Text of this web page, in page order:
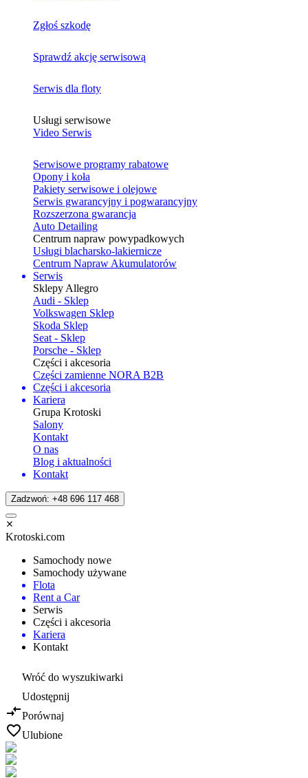
Zgłoś szkodę
Sprawdź akcję serwisową
Serwis dla floty
Usługi serwisowe
Video Serwis
Serwisowe programy rabatowe
Opony i koła
Pakiety serwisowe i olejowe
Serwis gwarancyjny i pogwarancyjny
Rozszerzona gwarancja
Auto Detailing
Centrum napraw powypadkowych
Usługi blacharsko-lakiernicze
Centrum Napraw Akumulatorów
Serwis
Sklepy Allegro
Audi - Sklep
Volkswagen Sklep
Skoda Sklep
Seat - Sklep
Porsche - Sklep
Części i akcesoria
Części zamienne NORA B2B
Części i akcesoria
Kariera
Grupa Krotoski
Salony
Kontakt
O nas
Blog i aktualności
Kontakt
Zadzwoń: +48 696 117 468
Krotoski.com
Samochody nowe
Samochody używane
Flota
Rent a Car
Serwis
Części i akcesoria
Kariera
Kontakt
Wróć do wyszukiwarki
Udostępnij
Porównaj
Ulubione